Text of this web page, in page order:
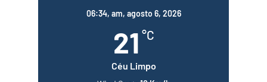
06:34, am, agosto 6, 2026
21 °C
Céu Limpo